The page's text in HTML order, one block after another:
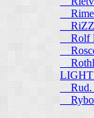
RiZZ
Rolf
Rud.